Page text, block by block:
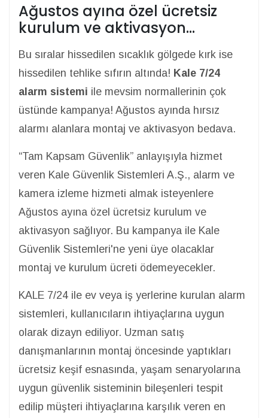
Ağustos ayına özel ücretsiz
kurulum ve aktivasyon…
Bu sıralar hissedilen sıcaklık gölgede kırk ise
hissedilen tehlike sıfırın altında! Kale 7/24
alarm sistemi ile mevsim normallerinin çok
üstünde kampanya! Ağustos ayında hırsız
alarmı alanlara montaj ve aktivasyon bedava.
“Tam Kapsam Güvenlik” anlayışıyla hizmet
veren Kale Güvenlik Sistemleri A.Ş., alarm ve
kamera izleme hizmeti almak isteyenlere
Ağustos ayına özel ücretsiz kurulum ve
aktivasyon sağlıyor. Bu kampanya ile Kale
Güvenlik Sistemleri'ne yeni üye olacaklar
montaj ve kurulum ücreti ödemeyecekler.
KALE 7/24 ile ev veya iş yerlerine kurulan alarm
sistemleri, kullanıcıların ihtiyaçlarına uygun
olarak dizayn ediliyor. Uzman satış
danışmanlarının montaj öncesinde yaptıkları
ücretsiz keşif esnasında, yaşam senaryolarına
uygun güvenlik sisteminin bileşenleri tespit
edilip müşteri ihtiyaçlarına karşılık veren en